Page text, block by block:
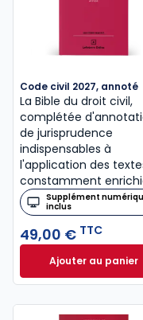
Code civil 2027, annoté
La Bible du droit civil,
complétée
de jurisprudence
indispensables à
l'application des
constamment
Supplément
inclus
49,00 € TTC
Ajouter au panier
Code